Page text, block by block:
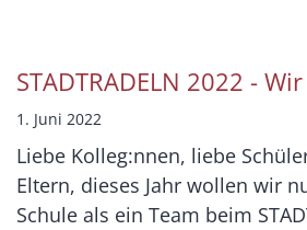
STADTRADELN 2022 -
1. Juni 2022
Liebe Kolleg:nnen, liebe
Eltern, dieses Jahr wollen wir
Schule als ein Team beim